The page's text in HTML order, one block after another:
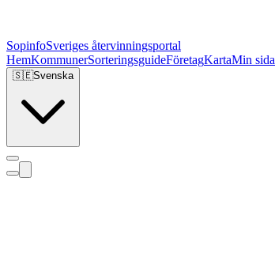
SopinfoSveriges återvinningsportal
HemKommunerSorteringsguideFöretagKartaMin sida
🇸🇪Svenska